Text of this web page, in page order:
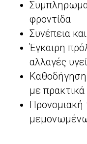
φροντίδα
Συνέπεια
Έγκαιρη
αλλαγές
με
Προνομιακή